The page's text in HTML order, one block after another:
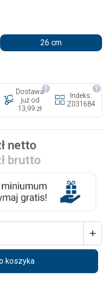
26 cm
Dostawa
już od
13,99 zł
Indeks:
Z031684
netto
brutto

koszyka